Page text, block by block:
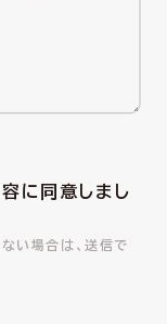
に同意しまし
い場合は、送信で